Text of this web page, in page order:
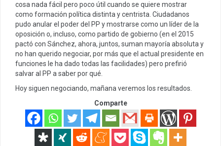
cosa nada fácil pero poco útil cuando se quiere mostrar
como formación política distinta y centrista. Ciudadanos
pudo anular el poder del PP y mostrarse como un líder de la
oposición o, incluso, como partido de gobierno (en el 2015
pactó con Sánchez, ahora, juntos, suman mayoría absoluta y
no han querido negociar, por más que el actual presidente en
funciones le ha dado todas las facilidades) pero prefirió
salvar al PP a saber por qué.
Hoy siguen negociando, mañana veremos los resultados.
Comparte